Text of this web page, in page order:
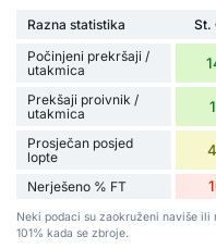
Razna statistika St.
Počinjeni prekršaji /
utakmica
Prekšaji proivnik /
utakmica
Prosječan posjed
lopte
Nerješeno % FT
Neki podaci su zaokruženi naviše ili
101% kada se zbroje.